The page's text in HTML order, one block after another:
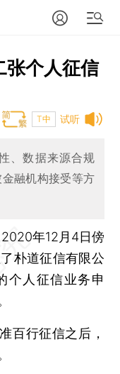
张个人征信
试听
T中
、数据来源合规
融机构接受等方
2020年12月4日傍
朴道征信有限公
个人征信业务申
行征信之后，